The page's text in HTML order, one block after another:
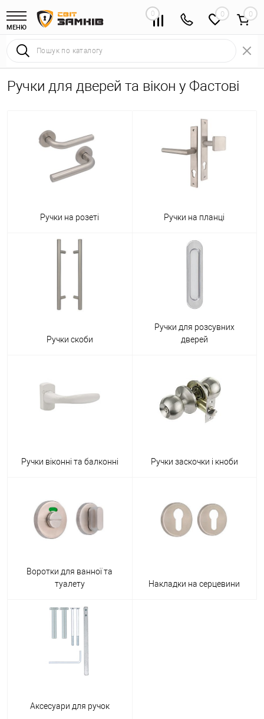
МЕНЮ
0 0
Ручки для дверей та вікон у Фастові
Ручки на розеті Ручки на планці
Ручки скоби
Ручки для розсувних
дверей
Ручки віконні та балконні Ручки заскочки і кноби
Воротки для ванної та
туалету
Накладки на серцевини
Аксесуари для ручок